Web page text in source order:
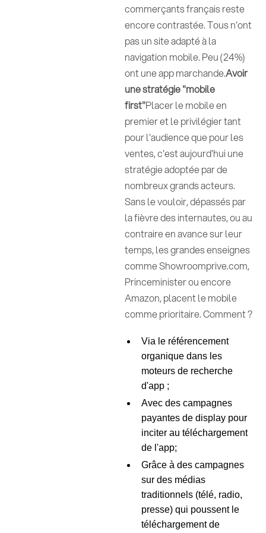
commerçants français reste
encore contrastée. Tous n'ont
pas un site adapté à la
navigation mobile. Peu (24%)
ont une app marchande.Avoir
une stratégie "mobile
first"Placer le mobile en
premier et le privilégier tant
pour l'audience que pour les
ventes, c'est aujourd'hui une
stratégie adoptée par de
nombreux grands acteurs.
Sans le vouloir, dépassés par
la fièvre des internautes, ou au
contraire en avance sur leur
temps, les grandes enseignes
comme Showroomprive.com,
Princeminister ou encore
Amazon, placent le mobile
comme prioritaire. Comment ?
Via le référencement
organique dans les
moteurs de recherche
d'app ;
Avec des campagnes
payantes de display pour
inciter au téléchargement
de l'app;
Grâce à des campagnes
sur des médias
traditionnels (télé, radio,
presse) qui poussent le
téléchargement de